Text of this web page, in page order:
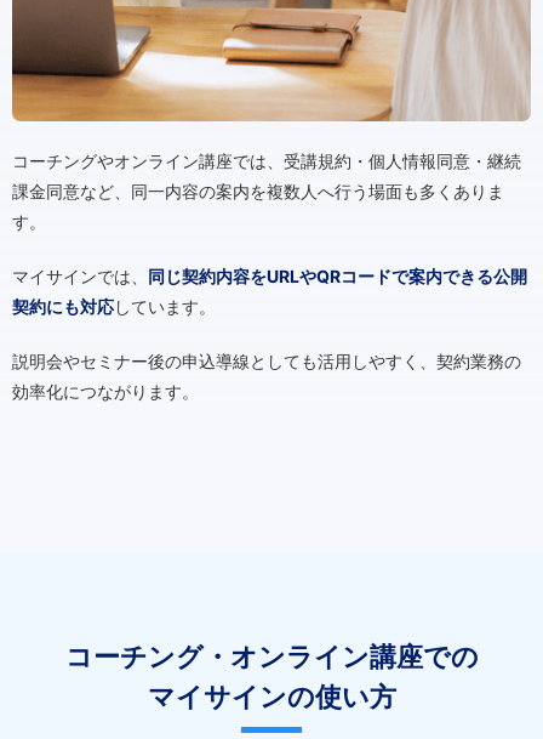
コーチングやオンライン講座では、受講規約・個人情報同意・継続
課金同意など、同一内容の案内を複数人へ行う場面も多くありま
す。
マイサインでは、 同じ契約内容をURLやQRコードで案内できる公開
契約にも対応しています。
説明会やセミナー後の申込導線としても活用しやすく、契約業務の
効率化につながります。
コーチング・オンライン講座での
マイサインの使い方